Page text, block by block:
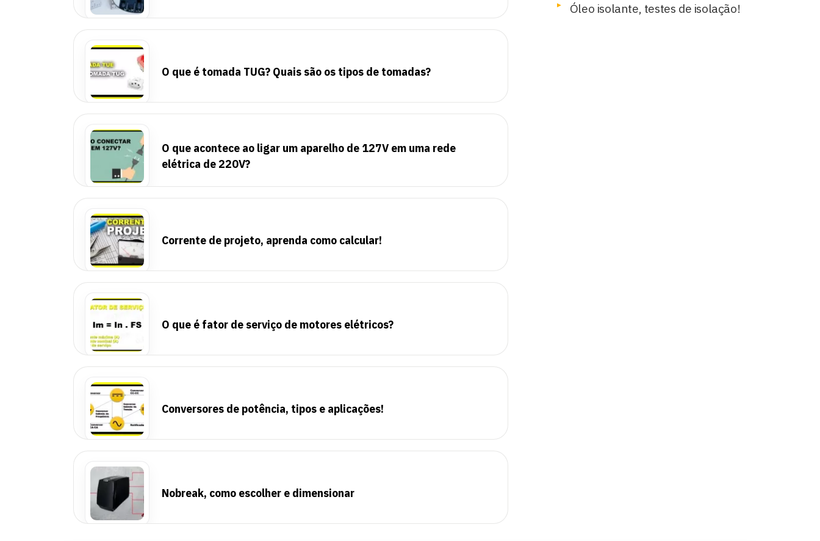
O que é tomada TUG? Quais são os tipos de tomadas?
O que acontece ao ligar um aparelho de 127V em uma rede
elétrica de 220V?
Corrente de projeto, aprenda como calcular!
O que é fator de serviço de motores elétricos?
Conversores de potência, tipos e aplicações!
Nobreak, como escolher e dimensionar
Óleo isolante, testes de isolação!